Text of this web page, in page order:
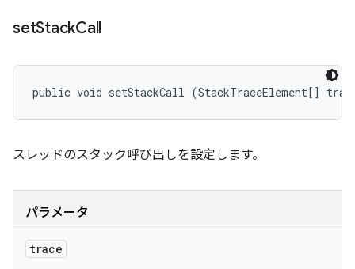
setStackCall
public void setStackCall (StackTraceElement[]
スレッドのスタック呼び出しを設定します。
パラメータ
trace